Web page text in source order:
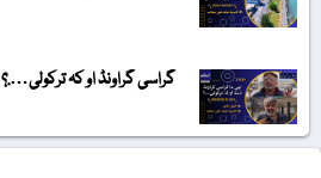
گراسی گراونڈ او کہ ترکولی….؟